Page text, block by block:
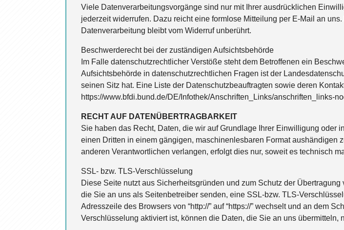
Viele Datenverarbeitungsvorgänge sind nur mit Ihrer ausdrücklichen
jederzeit widerrufen. Dazu reicht eine formlose Mitteilung per E-Mail an
Datenverarbeitung bleibt vom Widerruf unberührt.
Beschwerderecht bei der zuständigen Aufsichtsbehörde
Im Falle datenschutzrechtlicher Verstöße steht dem Betroffenen ein
Aufsichtsbehörde in datenschutzrechtlichen Fragen ist der
seinen Sitz hat. Eine Liste der Datenschutzbeauftragten sowie deren
https://www.bfdi.bund.de/DE/Infothek/Anschriften_Links/anschriften_links-
RECHT AUF DATENÜBERTRAGBARKEIT
Sie haben das Recht, Daten, die wir auf Grundlage Ihrer Einwilligung oder
einen Dritten in einem gängigen, maschinenlesbaren Format aushändigen
anderen Verantwortlichen verlangen, erfolgt dies nur, soweit es technisch
SSL- bzw. TLS-Verschlüsselung
Diese Seite nutzt aus Sicherheitsgründen und zum Schutz der
die Sie an uns als Seitenbetreiber senden, eine SSL-bzw. TLS-
Adresszeile des Browsers von “http://” auf “https://” wechselt und an dem
Verschlüsselung aktiviert ist, können die Daten, die Sie an uns übermitteln,